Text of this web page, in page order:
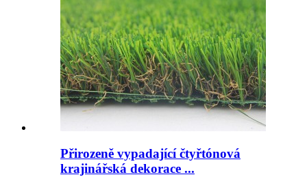
Přirozeně vypadající čtyřtónová
krajinářská dekorace ...